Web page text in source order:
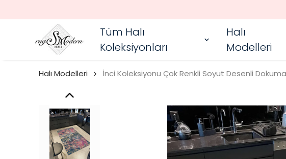
Tüm Halı
Koleksiyonları
Halı
Modelleri
Halı Modelleri İnci Koleksiyonu Çok Renkli Soyut Desenli